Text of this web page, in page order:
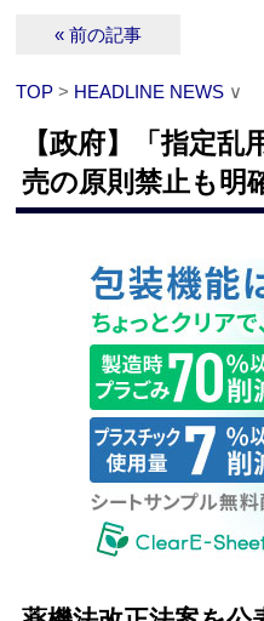
« 前の記事
TOP > HEADLINE NEWS ∨
【政府】「指定乱
売の原則禁止も明